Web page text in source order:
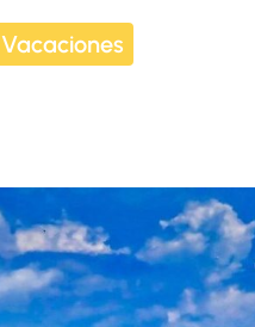
Vacaciones